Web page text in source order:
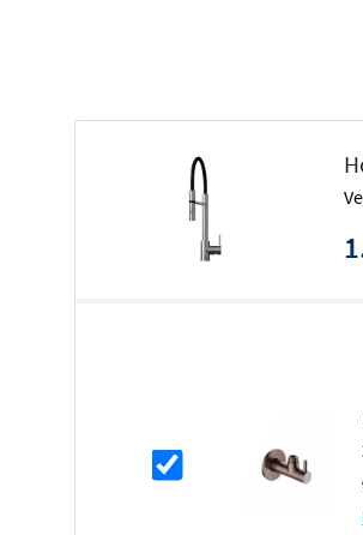
De Fellow serie van Hotbath
gladde lijnen en hoogwaardige
die houden van functionaliteit
vormen en praktische details past
Met een uitloophoogte van 194
handdouche geeft je extra bereik
schoon te spoelen. De draaibare